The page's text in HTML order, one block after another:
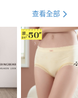
查看全部